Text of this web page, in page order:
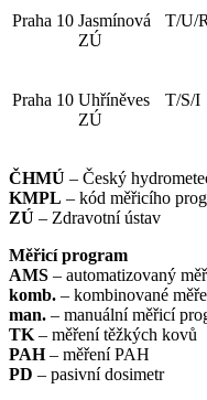
Praha 10 Jasmínová
ZÚ
T/U/
Praha 10 Uhříněves
ZÚ
T/S/I
ČHMÚ – Český
KMPL – kód měřicího
ZÚ – Zdravotní ústav
Měřicí program
AMS – automatizovaný
komb. – kombinované
man. – manuální měřicí
TK – měření těžkých kovů
PAH– měření PAH
PD – pasivní dosimetr